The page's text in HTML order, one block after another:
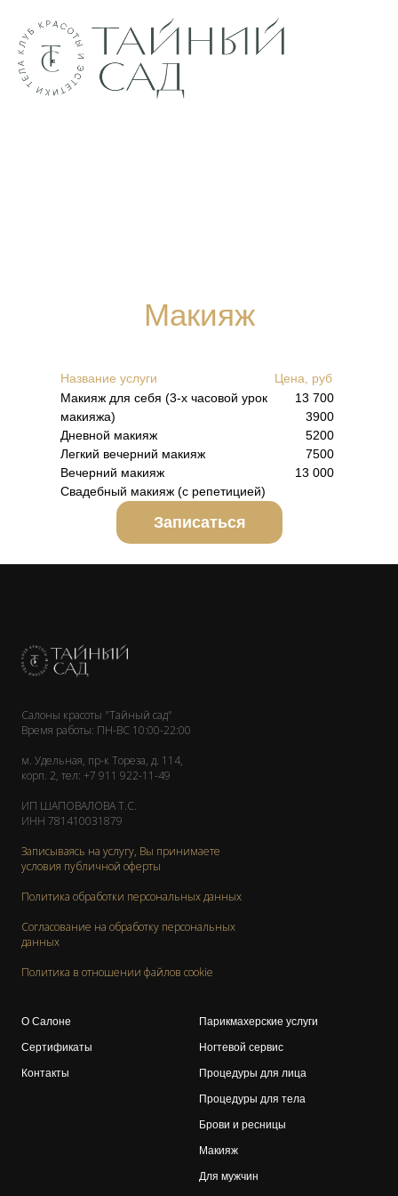
Макияж
Макияж для себя (3-х часовой урок
макияжа)
Дневной макияж
Легкий вечерний макияж
Вечерний макияж
Свадебный макияж (с репетицией)
13 700
3900
5200
7500
13 000
Записаться
Название услуги Цена, руб
Салоны красоты "Тайный сад"
Время работы: ПН-ВС 10:00-22:00
м. Удельная, пр-к Тореза, д. 114,
корп. 2, тел: +7 911 922-11-49
ИП ШАПОВАЛОВА Т.С.
ИНН 781410031879
Записываясь на услугу, Вы принимаете
условия публичной оферты
Политика обработки персональных данных
Согласование на обработку персональных
данных
Политика в отношении файлов cookie
О Салоне
Сертификаты
Контакты
Парикмахерские услуги
Ногтевой сервис
Процедуры для лица
Процедуры для тела
Брови и ресницы
Макияж
Для мужчин